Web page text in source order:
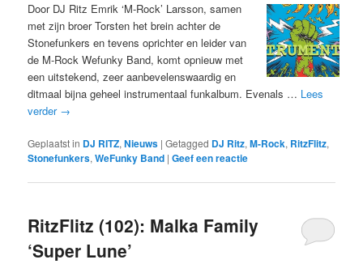
Door DJ Ritz Emrik ‘M-Rock’ Larsson, samen
met zijn broer Torsten het brein achter de
Stonefunkers en tevens oprichter en leider van
de M-Rock Wefunky Band, komt opnieuw met
een uitstekend, zeer aanbevelenswaardig en
ditmaal bijna geheel instrumentaal funkalbum. Evenals … Lees
verder →
Geplaatst in DJ RITZ,Nieuws |Getagged DJ Ritz,M-Rock, RitzFlitz,
Stonefunkers,WeFunky Band |Geef een reactie
RitzFlitz (102): Malka Family
‘Super Lune’